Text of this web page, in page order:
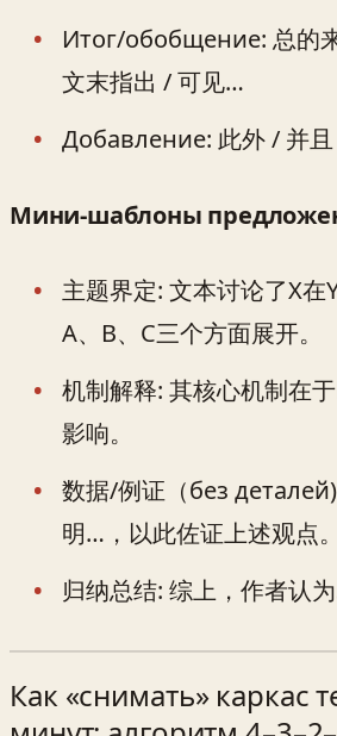
Итог/обобщение: 总的
文末指出 / 可见…
Добавление: 此外 / 并
Мини‑шаблоны
主题界定: 文本讨论了X在
A、B、C三个方面展开。
机制解释: 其核心机制在
影响。
数据/例证（без
明…，以此佐证上述观点。
归纳总结: 综上，作者认
Как «снимать» каркас